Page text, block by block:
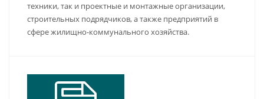
техники, так и проектные и монтажные организации,
строительных подрядчиков, а также предприятий в
сфере жилищно-коммунального хозяйства.